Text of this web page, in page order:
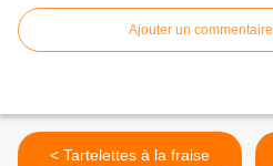
Ajouter un commentaire
< Tartelettes à la fraise